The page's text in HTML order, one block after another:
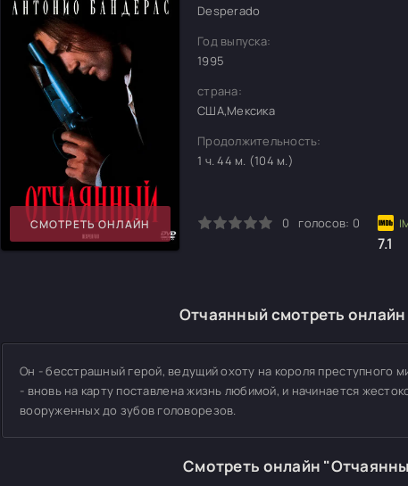
СМОТРЕТЬ ОНЛАЙН
Desperado
Год выпуска:
1995
страна:
США,Мексика
Продолжительность:
1 ч. 44 м. (104 м.)
1 2 3 4 0 голосов: 0
7.1
Отчаянный смотреть онлайн
Он - бесстрашный герой, ведущий охоту на короля преступного
- вновь на карту поставлена жизнь любимой, и начинается
вооруженных до зубов головорезов.
Смотреть онлайн